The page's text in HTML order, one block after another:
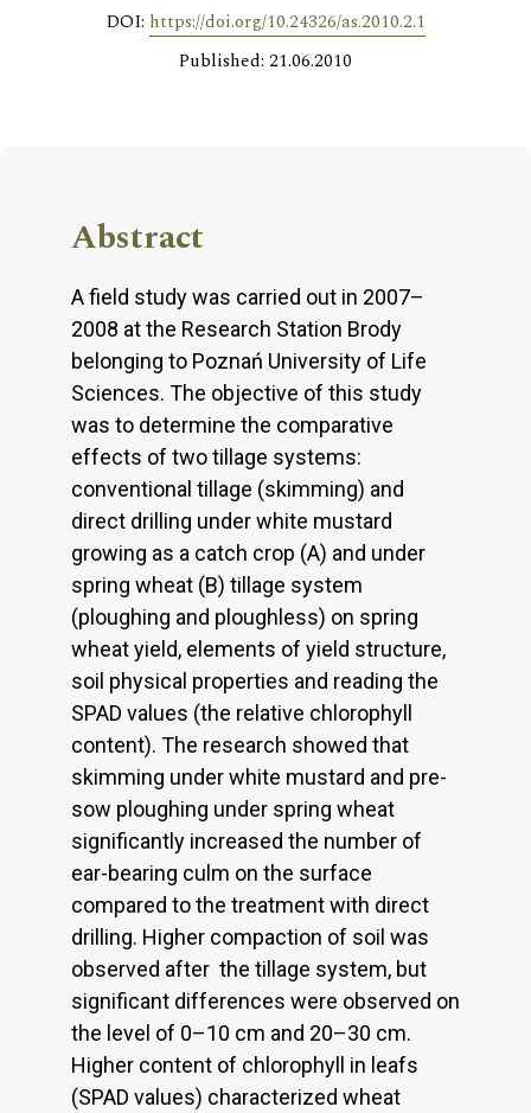
DOI: https://doi.org/10.24326/as.2010.2.1
Published: 21.06.2010
Abstract
A field study was carried out in 2007–
2008 at the Research Station Brody
belonging to Poznań University of Life
Sciences. The objective of this study
was to determine the comparative
effects of two tillage systems:
conventional tillage (skimming) and
direct drilling under white mustard
growing as a catch crop (A) and under
spring wheat (B) tillage system
(ploughing and ploughless) on spring
wheat yield, elements of yield structure,
soil physical properties and reading the
SPAD values (the relative chlorophyll
content). The research showed that
skimming under white mustard and pre-
sow ploughing under spring wheat
significantly increased the number of
ear-bearing culm on the surface
compared to the treatment with direct
drilling. Higher compaction of soil was
observed after the tillage system, but
significant differences were observed on
the level of 0–10 cm and 20–30 cm.
Higher content of chlorophyll in leafs
(SPAD values) characterized wheat